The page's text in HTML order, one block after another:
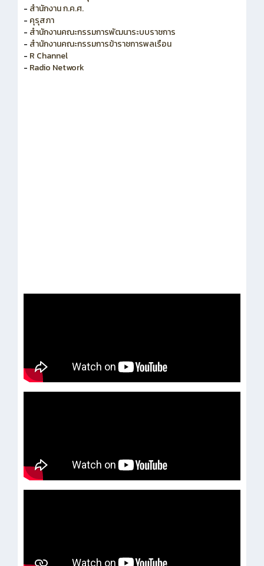
คุรุสภา
สำนักงานคณะกรรมการพัฒนาระบบราชการ
สำนักงานคณะกรรมการข้าราชการพลเรือน
R Channel
Radio Network